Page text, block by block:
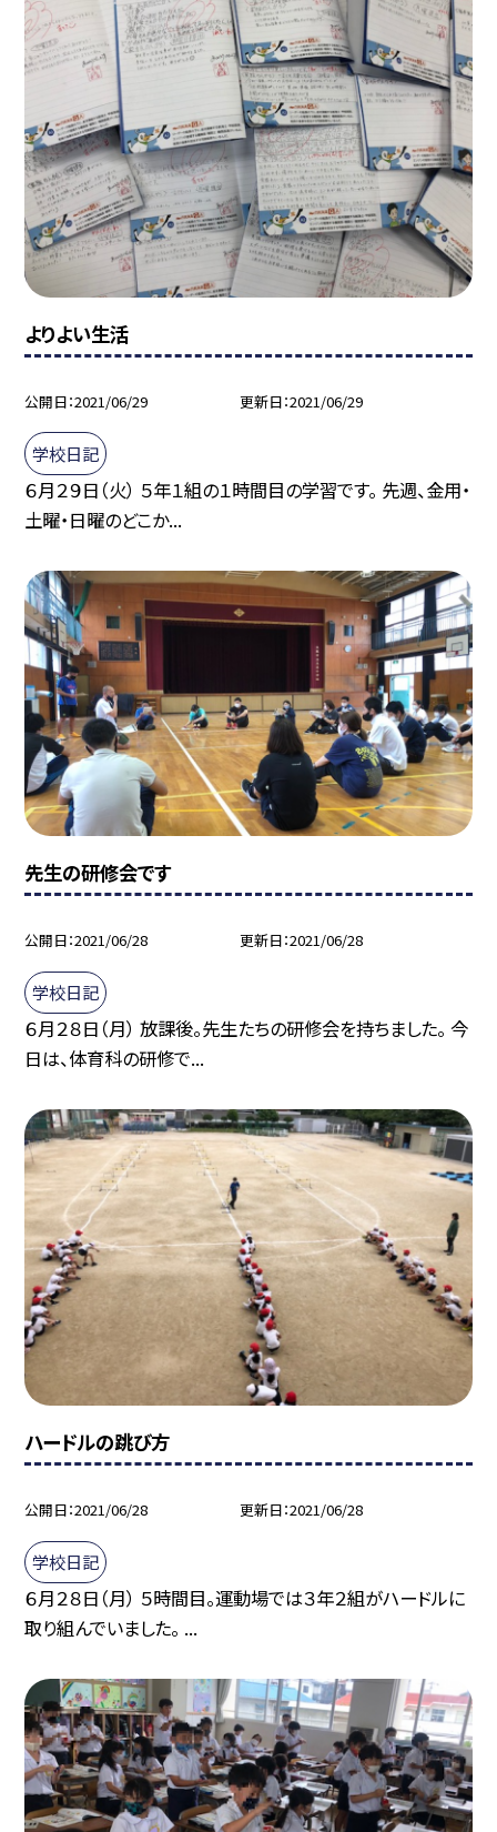
よりよい生活
公開日 2021/06/29 更新日 2021/06/29
学校日記
６月２９日（火） ５年１組の１時間目の学習です。 先週、金用・
土曜・日曜のどこか...
先生の研修会です
公開日 2021/06/28 更新日 2021/06/28
学校日記
６月２８日（月） 放課後。先生たちの研修会を持ちました。 今
日は、体育科の研修で...
ハードルの跳び方
公開日 2021/06/28 更新日 2021/06/28
学校日記
６月２８日（月） ５時間目。運動場では３年２組がハードルに
取り組んでいました。 ...